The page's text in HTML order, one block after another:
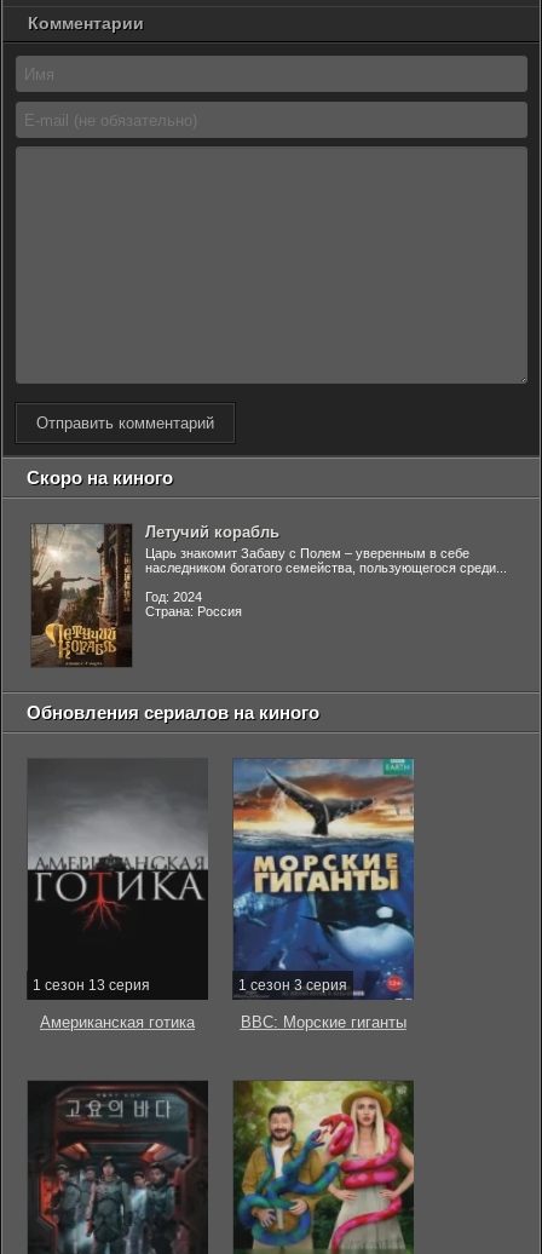
Комментарии
Отправить комментарий
Скоро на киного
Летучий корабль
Царь знакомит Забаву с Полем – уверенным в себе
наследником богатого семейства, пользующегося среди...
Год: 2024
Страна: Россия
Обновления сериалов на киного
1 сезон 13 серия
Американская готика
1 сезон 3 серия
BBC: Морские гиганты